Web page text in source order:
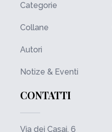
Categorie
Collane
Autori
Notize & Eventi
CONTATTI
Via dei Casai, 6